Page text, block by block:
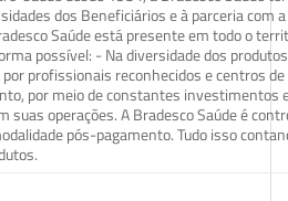
dos Beneficiários e à parceria com
Saúde está presente em todo o
possível: - Na diversidade dos
profissionais reconhecidos e centros
por meio de constantes investimentos
suas operações. A Bradesco Saúde é
pós-pagamento. Tudo isso